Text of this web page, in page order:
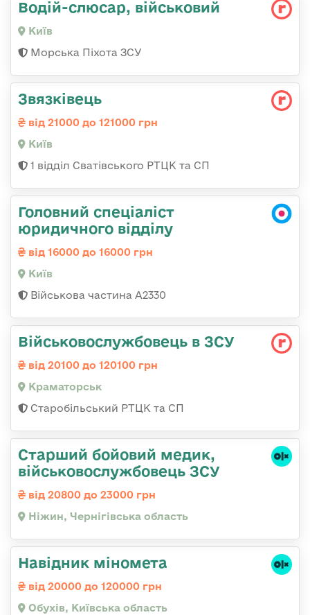
Водій-слюсаp, військовий
Київ
Морська Піхота ЗСУ
Звязківець
від 21000 до 121000 грн
Київ
1 відділ Сватівського РТЦК та СП
Головний спеціаліст
юридичного відділу
від 16000 до 16000 грн
Київ
Військова частина A2330
Військовослужбовець в ЗСУ
від 20100 до 120100 грн
Краматорськ
Старобільський РТЦК та СП
Старший бойовий медик,
військовослужбовець ЗСУ
від 20800 до 23000 грн
Ніжин, Чернігівська область
Навідник міномета
від 20000 до 120000 грн
Обухів, Київська область